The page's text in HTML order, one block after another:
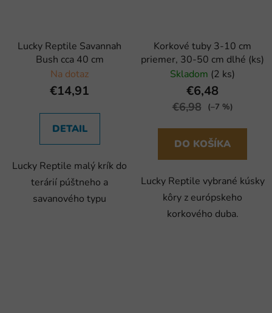
Lucky Reptile Savannah
Bush cca 40 cm
Na dotaz
€14,91
DETAIL
Lucky Reptile malý krík do
terárií púštneho a
savanového typu
Korkové tuby 3-10 cm
priemer, 30-50 cm dlhé (ks)
Skladom (2 ks)
€6,48
€6,98 (–7 %)
DO KOŠÍKA
Lucky Reptile vybrané kúsky
kôry z európskeho
korkového duba.